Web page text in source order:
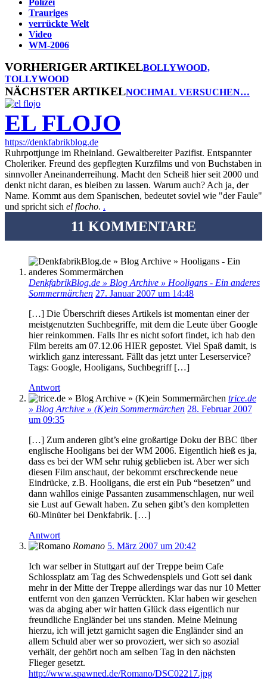
Trauriges
verrückte Welt
Video
WM-2006
VORHERIGER ARTIKELBOLLYWOOD,
TOLLYWOOD
NÄCHSTER ARTIKELNOCHMAL VERSUCHEN…
EL FLOJO
https://denkfabrikblog.de
Ruhrpottjunge im Rheinland. Gewaltbereiter Pazifist. Entspannter
Choleriker. Freund des gepflegten Kurzfilms und von Buchstaben in
sinnvoller Aneinanderreihung. Macht den Scheiß hier seit 2000 und
denkt nicht daran, es bleiben zu lassen. Warum auch? Ach ja, der
Name. Kommt aus dem Spanischen, bedeutet soviel wie "der Faule"
und spricht sich el flocho. .
11 KOMMENTARE
DenkfabrikBlog.de » Blog Archive » Hooligans - Ein anderes
Sommermärchen 27. Januar 2007 um 14:48
[…] Die Überschrift dieses Artikels ist momentan einer der
meistgenutzten Suchbegriffe, mit dem die Leute über Google
hier reinkommen. Falls Ihr es nicht sofort findet, ich hab den
Film bereits am 07.12.06 HIER gepostet. Viel Spaß damit, is
wirklich ganz interessant. Fällt das jetzt unter Leserservice?
Tags: Google, Hooligans, Suchbegriff […]
Antwort
trice.de
» Blog Archive » (K)ein Sommermärchen 28. Februar 2007
um 09:35
[…] Zum anderen gibt’s eine großartige Doku der BBC über
englische Hooligans bei der WM 2006. Eigentlich hieß es ja,
dass es bei der WM sehr ruhig geblieben ist. Aber wer sich
diesen Film anschaut, der bekommt erschreckende neue
Eindrücke, z.B. Hooligans, die erst ein Pub “besetzen” und
dann wahllos einige Passanten zusammenschlagen, nur weil
sie Lust auf Gewalt haben. Zu sehen gibt’s den kompletten
60-Minüter bei Denkfabrik. […]
Antwort
Romano 5. März 2007 um 20:42
Ich war selber in Stuttgart auf der Treppe beim Cafe
Schlossplatz am Tag des Schwedenspiels und Gott sei dank
mehr in der Mitte der Treppe allerdings war das nur 10 Metter
entfernt von den ganzen Verrückten. Klar haben wir gesehen
was da abging aber wir hatten Glück dass eigentlich nur
freundliche Engländer bei uns standen. Meine Meinung
hierzu, ich will jetzt garnicht sagen die Engländer sind an
allem Schuld aber wer so provoziert, wer sich so asozial
verhält, der gehört noch am selben Tag in den nächsten
Flieger gesetzt.
http://www.spawned.de/Romano/DSC02217.jpg